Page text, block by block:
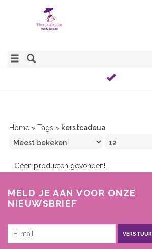
Home » Tags » kerstcadeua
Geen producten gevonden!...
MELD JE AAN VOOR ONZE
NIEUWSBRIEF
VERSTUUR